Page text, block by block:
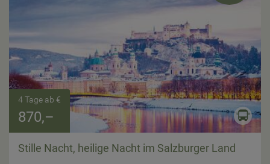
4 Tage ab €
870,–
Stille Nacht, heilige Nacht im Salzburger Land